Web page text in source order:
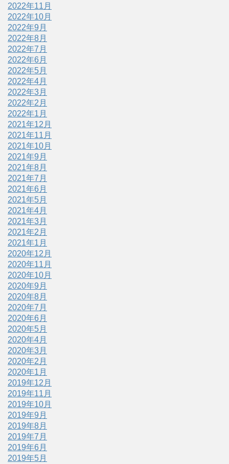
2022年11月
2022年10月
2022年9月
2022年8月
2022年7月
2022年6月
2022年5月
2022年4月
2022年3月
2022年2月
2022年1月
2021年12月
2021年11月
2021年10月
2021年9月
2021年8月
2021年7月
2021年6月
2021年5月
2021年4月
2021年3月
2021年2月
2021年1月
2020年12月
2020年11月
2020年10月
2020年9月
2020年8月
2020年7月
2020年6月
2020年5月
2020年4月
2020年3月
2020年2月
2020年1月
2019年12月
2019年11月
2019年10月
2019年9月
2019年8月
2019年7月
2019年6月
2019年5月